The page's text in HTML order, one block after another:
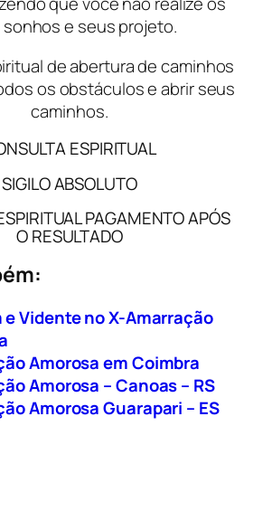
e seus projeto.
de abertura de caminhos
os obstáculos e abrir seus
caminhos.
ESPIRITUAL
SIGILO ABSOLUTO
PAGAMENTO APÓS
O RESULTADO
e Vidente no X-Amarração
Amorosa em Coimbra
Amorosa – Canoas – RS
Amorosa Guarapari – ES